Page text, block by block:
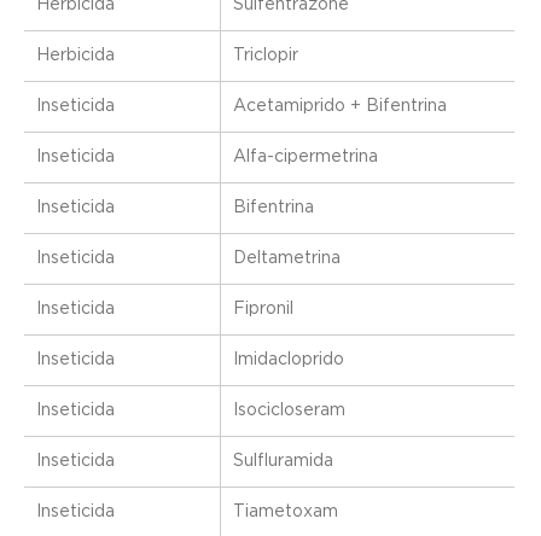
Herbicida Sulfentrazone
Herbicida Triclopir
Inseticida Acetamiprido + Bifentrina
Inseticida Alfa-cipermetrina
Inseticida Bifentrina
Inseticida Deltametrina
Inseticida Fipronil
Inseticida Imidacloprido
Inseticida Isocicloseram
Inseticida Sulfluramida
Inseticida Tiametoxam